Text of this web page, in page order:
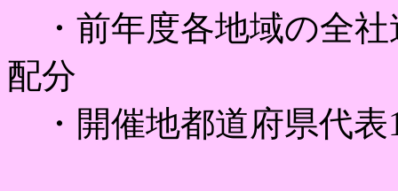
・前年度各地域の全社
配分
・開催地都道府県代表